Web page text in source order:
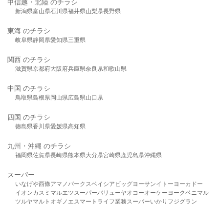
甲信越・北陸 のチラシ
新潟県富山県石川県福井県山梨県長野県
東海 のチラシ
岐阜県静岡県愛知県三重県
関西 のチラシ
滋賀県京都府大阪府兵庫県奈良県和歌山県
中国 のチラシ
鳥取県島根県岡山県広島県山口県
四国 のチラシ
徳島県香川県愛媛県高知県
九州・沖縄 のチラシ
福岡県佐賀県長崎県熊本県大分県宮崎県鹿児島県沖縄県
スーパー
いなげや西條アマノパークスベイシア ビッグヨーサンイトーヨーカドー
イオンカスミ マルエツスーパーバリューヤオコーオーケー ヨークベニマル
ツルヤマルト オギノ エスマート ライフ業務スーパーいかり フジグラン